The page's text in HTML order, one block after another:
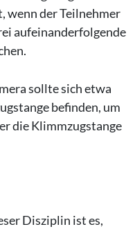
wenn der Teilnehmer
aufeinanderfolgende
sollte sich etwa
befinden, um
die Klimmzugstange
Disziplin ist es,